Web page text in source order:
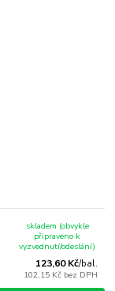
123,60 Kč/bal.
102,15 Kč bez DPH
skladem (obvykle
připraveno k
vyzvednutí/odeslání)